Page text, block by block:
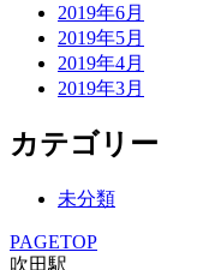
2019年6月
2019年5月
2019年4月
2019年3月
カテゴリー
未分類
PAGETOP
吹田駅